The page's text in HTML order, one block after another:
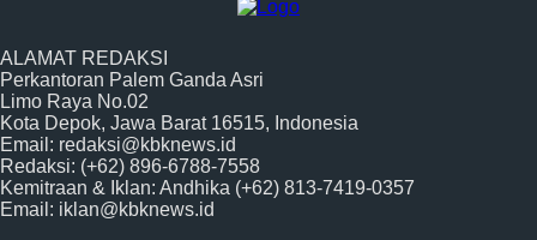
ALAMAT REDAKSI
Perkantoran Palem Ganda Asri
Limo Raya No.02
Kota Depok, Jawa Barat 16515, Indonesia
Email: redaksi@kbknews.id
Redaksi: (+62) 896-6788-7558
Kemitraan & Iklan: Andhika (+62) 813-7419-0357
Email: iklan@kbknews.id